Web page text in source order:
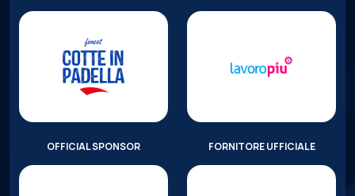
OFFICIAL SPONSOR FORNITORE UFFICIALE